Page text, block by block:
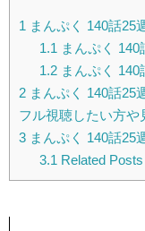
1 まんぷく 140話25
1.1 まんぷく 140
1.2まんぷく 140
2 まんぷく 140話25
フル視聴したい方や
3 まんぷく 140話25
3.1 Related Posts